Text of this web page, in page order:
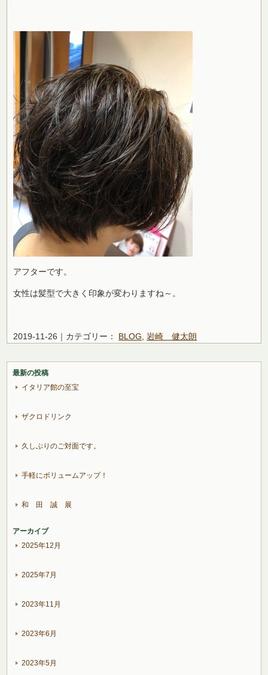
アフターです。
女性は髪型で大きく印象が変わりますね～。
2019-11-26｜カテゴリー： BLOG ,岩崎 健太朗
最新の投稿
イタリア館の至宝
ザクロドリンク
久しぶりのご対面です。
手軽にボリュームアップ！
和 田 誠 展
アーカイブ
2025年12月
2025年7月
2023年11月
2023年6月
2023年5月